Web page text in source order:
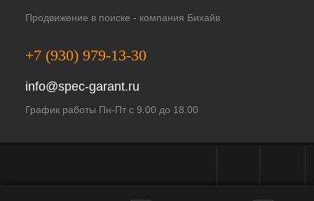
Продвижение в поиске - компания Бихайв
+7 (930) 979-13-30
info@spec-garant.ru
График работы Пн-Пт с 9.00 до 18.00